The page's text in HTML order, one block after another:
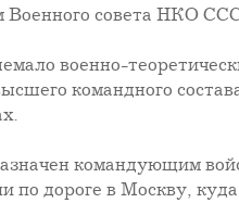
Военного совета НКО
военно-
командного
командующим
по дороге в Москву,